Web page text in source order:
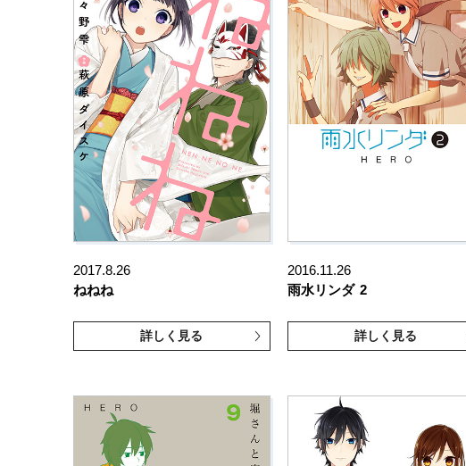
2017.8.26
ねねね
詳しく見る
2016.11.26
雨水リンダ 2
詳しく見る